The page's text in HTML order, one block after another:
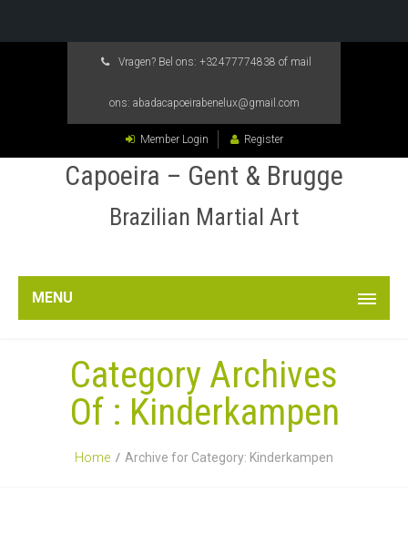
Vragen? Bel ons: +32477774838 of mail
ons: abadacapoeirabenelux@gmail.com
Member Login Register
Capoeira – Gent & Brugge
Brazilian Martial Art
MENU
Category Archives
Of : Kinderkampen
Home Archive for Category: Kinderkampen